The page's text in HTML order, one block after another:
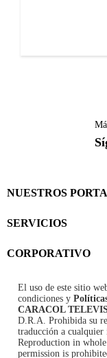
NUESTROS
SERVICIOS
CORPORATIVO
El uso de este sitio
condiciones y
CARACOL
D.R.A. Prohibida su
traducción a cualquier
Reproduction in
permission is